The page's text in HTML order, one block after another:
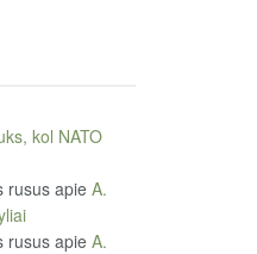
kol NATO
rususapie A.
rususapie A.